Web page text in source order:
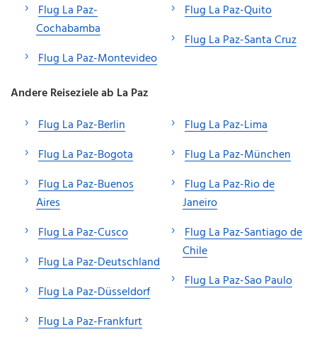
Flug La Paz-
Cochabamba
Flug La Paz-Montevideo
Flug La Paz-Quito
Flug La Paz-Santa Cruz
Andere Reiseziele ab La Paz
Flug La Paz-Berlin
Flug La Paz-Bogota
Flug La Paz-Buenos
Aires
Flug La Paz-Cusco
Flug La Paz-Deutschland
Flug La Paz-Düsseldorf
Flug La Paz-Frankfurt
Flug La Paz-Lima
Flug La Paz-München
Flug La Paz-Rio de
Janeiro
Flug La Paz-Santiago de
Chile
Flug La Paz-Sao Paulo